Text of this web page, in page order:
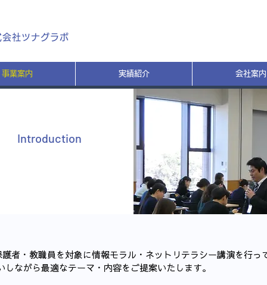
会社ツナグラボ
事業案内 実績紹介 会社案内
Introduction
者・教職員を対象に情報モラル・ネットリテラシー講演を行っ
ながら最適なテーマ・内容をご提案いたします。